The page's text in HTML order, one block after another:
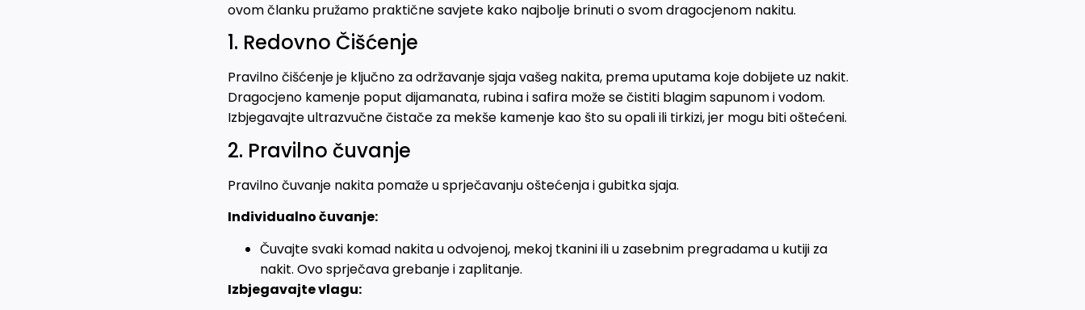
ovom članku pružamo praktične savjete kako najbolje brinuti o svom dragocjenom nakitu.
1. Redovno Čišćenje
Pravilno čišćenje je ključno za održavanje sjaja vašeg nakita, prema uputama koje dobijete uz nakit.
Dragocjeno kamenje poput dijamanata, rubina i safira može se čistiti blagim sapunom i vodom.
Izbjegavajte ultrazvučne čistače za mekše kamenje kao što su opali ili tirkizi, jer mogu biti oštećeni.
2. Pravilno čuvanje
Pravilno čuvanje nakita pomaže u sprječavanju oštećenja i gubitka sjaja.
Individualno čuvanje:
Čuvajte svaki komad nakita u odvojenoj, mekoj tkanini ili u zasebnim pregradama u kutiji za
nakit. Ovo sprječava grebanje i zaplitanje.
Izbjegavajte vlagu: